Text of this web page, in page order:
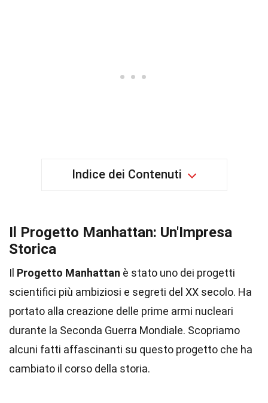
Indice dei Contenuti
Il Progetto Manhattan: Un'Impresa
Storica
Il Progetto Manhattan è stato uno dei progetti
scientifici più ambiziosi e segreti del XX secolo. Ha
portato alla creazione delle prime armi nucleari
durante la Seconda Guerra Mondiale. Scopriamo
alcuni fatti affascinanti su questo progetto che ha
cambiato il corso della storia.